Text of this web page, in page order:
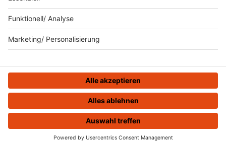
HOME STREAMS MENÜ
© ROCK FM - Eine Marke der Audiotainment Südwest GmbH &
Co. KG